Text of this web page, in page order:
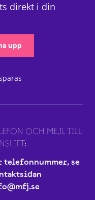
direkt i din
upp
OCH MEJL TILL
telefonnummer, se